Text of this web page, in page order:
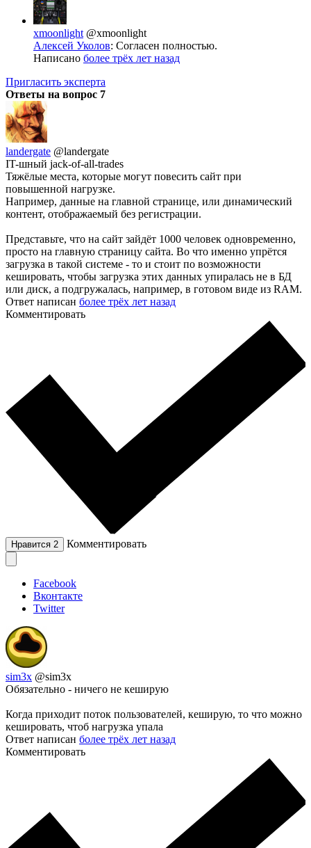
xmoonlight @xmoonlight
Алексей Уколов: Согласен полностью.
Написано более трёх лет назад
Пригласить эксперта
Ответы на вопрос 7
landergate @landergate
IT-шный jack-of-all-trades
Тяжёлые места, которые могут повесить сайт при
повышенной нагрузке.
Например, данные на главной странице, или динамический
контент, отображаемый без регистрации.
Представьте, что на сайт зайдёт 1000 человек одновременно,
просто на главную страницу сайта. Во что именно упрётся
загрузка в такой системе - то и стоит по возможности
кешировать, чтобы загрузка этих данных упиралась не в БД
или диск, а подгружалась, например, в готовом виде из RAM.
Ответ написан более трёх лет назад
Комментировать
Нравится 2 Комментировать
Facebook
Вконтакте
Twitter
sim3x @sim3x
Обязательно - ничего не кеширую
Когда приходит поток пользователей, кеширую, то что можно
кешировать, чтоб нагрузка упала
Ответ написан более трёх лет назад
Комментировать